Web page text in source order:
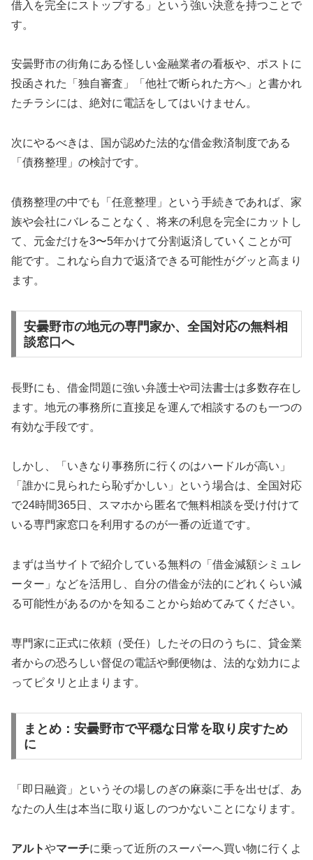
借入を完全にストップする」という強い決意を持つことで
す。
安曇野市の街角にある怪しい金融業者の看板や、ポストに
投函された「独自審査」「他社で断られた方へ」と書かれ
たチラシには、絶対に電話をしてはいけません。
次にやるべきは、国が認めた法的な借金救済制度である
「債務整理」の検討です。
債務整理の中でも「任意整理」という手続きであれば、家
族や会社にバレることなく、将来の利息を完全にカットし
て、元金だけを3〜5年かけて分割返済していくことが可
能です。これなら自力で返済できる可能性がグッと高まり
ます。
安曇野市の地元の専門家か、全国対応の無料相
談窓口へ
長野にも、借金問題に強い弁護士や司法書士は多数存在し
ます。地元の事務所に直接足を運んで相談するのも一つの
有効な手段です。
しかし、「いきなり事務所に行くのはハードルが高い」
「誰かに見られたら恥ずかしい」という場合は、全国対応
で24時間365日、スマホから匿名で無料相談を受け付けて
いる専門家窓口を利用するのが一番の近道です。
まずは当サイトで紹介している無料の「借金減額シミュレ
ーター」などを活用し、自分の借金が法的にどれくらい減
る可能性があるのかを知ることから始めてみてください。
専門家に正式に依頼（受任）したその日のうちに、貸金業
者からの恐ろしい督促の電話や郵便物は、法的な効力によ
ってピタリと止まります。
まとめ：安曇野市で平穏な日常を取り戻すため
に
「即日融資」というその場しのぎの麻薬に手を出せば、あ
なたの人生は本当に取り返しのつかないことになります。
アルトやマーチに乗って近所のスーパーへ買い物に行くよ